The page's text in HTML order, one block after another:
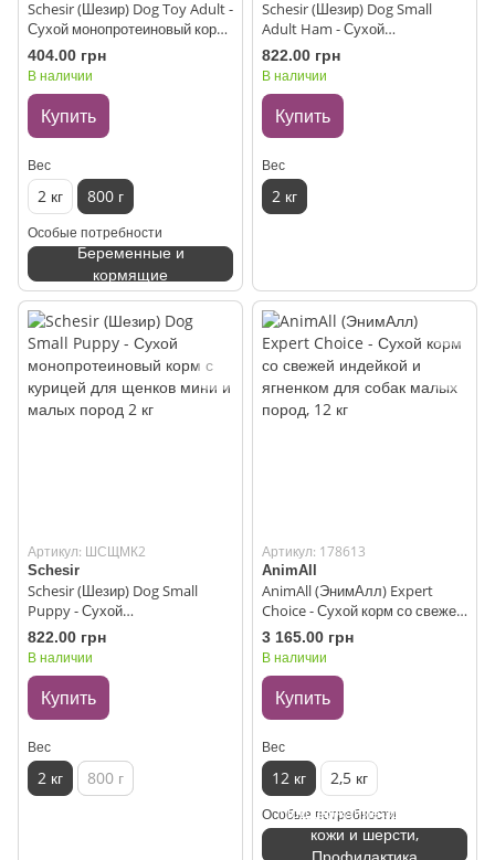
Schesir (Шезир) Dog Toy Adult -
Сухой монопротеиновый корм
с курицей для взрослых собак
мини пород 800 г
404.00 грн
В наличии
Купить
Вес
2 кг 800 г
Особые потребности
Беременные и
кормящие
Schesir (Шезир) Dog Small
Adult Ham - Сухой
монопротеиновый корм с
ветчиной для взрослых собак
822.00 грн
В наличии
Купить
Вес
2 кг
Артикул: ШСЩМК2
Schesir
Schesir (Шезир) Dog Small
Puppy - Сухой
монопротеиновый корм с
курицей для щенков мини и
822.00 грн
В наличии
Купить
Вес
2 кг 800 г
Артикул: 178613
AnimAll
AnimAll (ЭнимАлл) Expert
Choice - Сухой корм со свежей
индейкой и ягненком для
собак малых пород, 12 кг
3 165.00 грн
В наличии
Купить
Вес
12 кг 2,5 кг
Особые потребности
Поддержание здоровья
кожи и шерсти,